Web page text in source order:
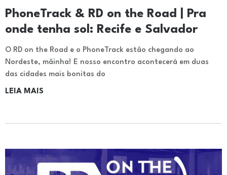
PhoneTrack & RD on the Road | Pra
onde tenha sol: Recife e Salvador
O RD on the Road e o PhoneTrack estão chegando ao
Nordeste, mãinha! E nosso encontro acontecerá em duas
das cidades mais bonitas do
LEIA MAIS